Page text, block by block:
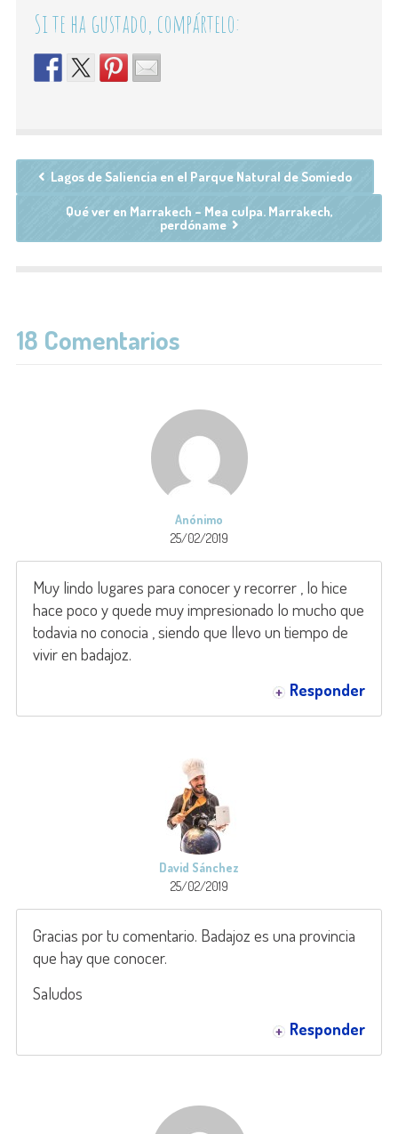
Si te ha gustado, compártelo:
Lagos de Saliencia en el Parque Natural de Somiedo
Qué ver en Marrakech – Mea culpa. Marrakech,
perdóname
18 Comentarios
Anónimo
25/02/2019
Muy lindo lugares para conocer y recorrer , lo hice
hace poco y quede muy impresionado lo mucho que
todavia no conocia , siendo que llevo un tiempo de
vivir en badajoz.
Responder
David Sánchez
25/02/2019
Gracias por tu comentario. Badajoz es una provincia
que hay que conocer.
Saludos
Responder